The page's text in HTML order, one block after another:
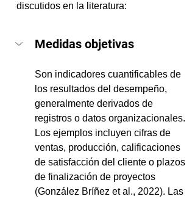
discutidos en la literatura:
Medidas objetivas
Son indicadores cuantificables de
los resultados del desempeño,
generalmente derivados de
registros o datos organizacionales.
Los ejemplos incluyen cifras de
ventas, producción, calificaciones
de satisfacción del cliente o plazos
de finalización de proyectos
(González Bríñez et al., 2022). Las